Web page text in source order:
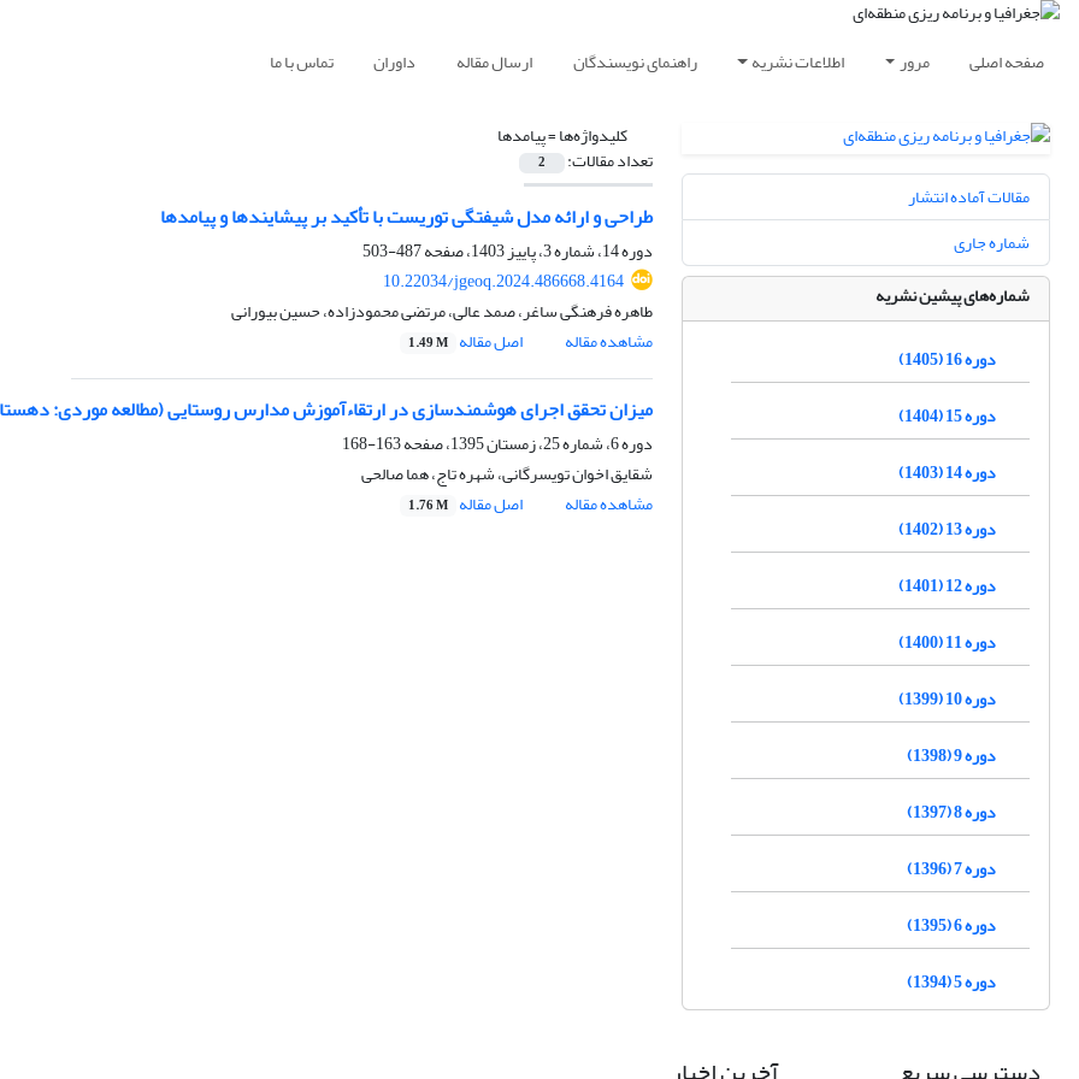
صفحه اصلی مرور اطلاعات نشریه راهنمای نویسندگان ارسال مقاله داوران تماس با ما
کلیدواژه‌ها =پیامدها
تعداد مقالات: 2
طراحی و ارائه مدل شیفتگی توریست با تأکید بر پیشایندها و پیامدها
دوره 14، شماره 3، پاییز 1403، صفحه
487-503
10.22034/jgeoq.2024.486668.4164
طاهره فرهنگی ساغر، صمد عالی، مرتضی محمودزاده، حسین بیورانی
مشاهده مقاله
اصل مقاله 1.49 M
میزان تحقق اجرای هوشمندسازی در ارتقاءآموزش مدارس روستایی (مطالعه موردی:
دوره 6، شماره 25، زمستان 1395، صفحه
163-168
شقایق اخوان تویسرگانی، شهره تاج، هما صالحی
مشاهده مقاله
اصل مقاله 1.76 M
مقالات آماده انتشار
شماره جاری
شماره‌های پیشین نشریه
دوره 16 (1405)
دوره 15 (1404)
دوره 14 (1403)
دوره 13 (1402)
دوره 12 (1401)
دوره 11 (1400)
دوره 10 (1399)
دوره 9 (1398)
دوره 8 (1397)
دوره 7 (1396)
دوره 6 (1395)
دوره 5 (1394)